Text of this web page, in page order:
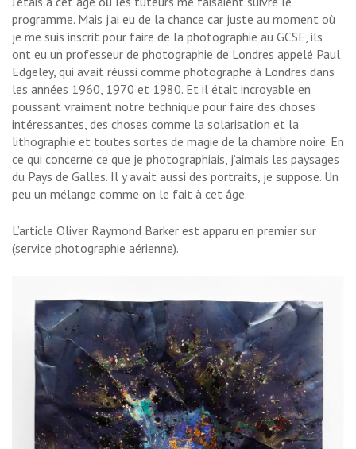
programme. Mais j’ai eu de la chance car juste au moment où
je me suis inscrit pour faire de la photographie au GCSE, ils
ont eu un professeur de photographie de Londres appelé Paul
Edgeley, qui avait réussi comme photographe à Londres dans
les années 1960, 1970 et 1980. Et il était incroyable en
poussant vraiment notre technique pour faire des choses
intéressantes, des choses comme la solarisation et la
lithographie et toutes sortes de magie de la chambre noire. En
ce qui concerne ce que je photographiais, j’aimais les paysages
du Pays de Galles. Il y avait aussi des portraits, je suppose. Un
peu un mélange comme on le fait à cet âge.
L’article Oliver Raymond Barker est apparu en premier sur
(service photographie aérienne).